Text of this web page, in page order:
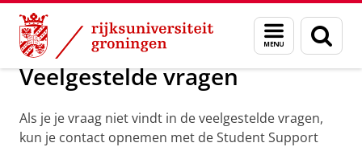
Skip
Content
Skip
Navigation
Menu
en
zoeken
Over ons Veelgestelde vragen
Veelgestelde vragen
Als je je vraag niet vindt in de veelgestelde vragen,
kun je contact opnemen met de Student Support